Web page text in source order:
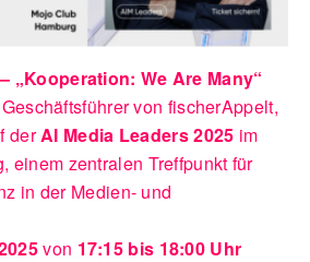
„Kooperation: We Are Many“
von fischerAppelt,
derAI Media Leaders 2025 im
einem zentralen Treffpunkt für
in der Medien- und
von 17:15 bis 18:00 Uhr